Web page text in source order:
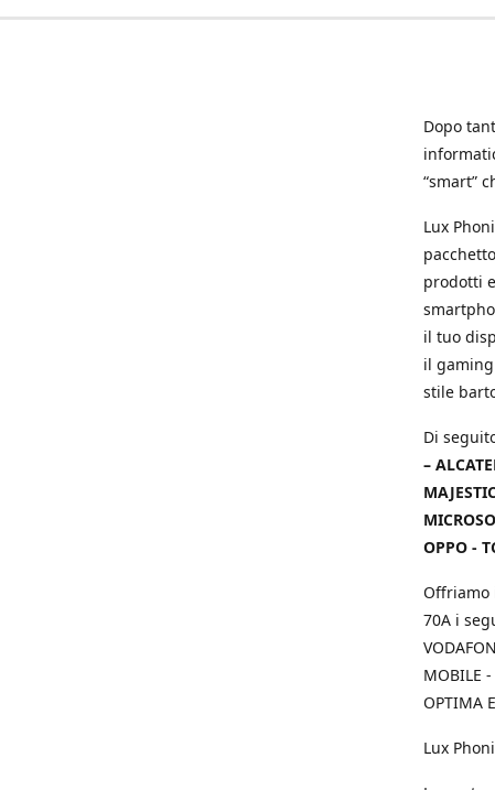
Dopo
“smart”
Lux
prodotti
il tuo
il
stile
Di
–
OPPO -
Offriamo
70A i
MOBILE -
OPTIMA
Lux